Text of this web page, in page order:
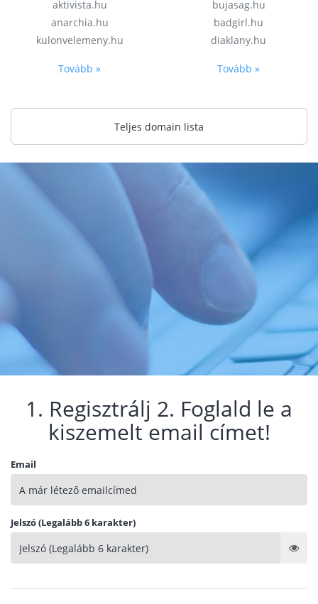
aktivista.hu
anarchia.hu
kulonvelemeny.hu
Tovább »
bujasag.hu
badgirl.hu
diaklany.hu
Tovább »
Teljes domain lista
1. Regisztrálj 2. Foglald le a
kiszemelt email címet!
Email
Jelszó (Legalább 6 karakter)